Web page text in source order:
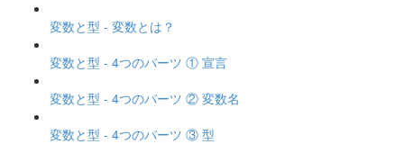
変数と型 - 変数とは？
変数と型 - 4つのパーツ ① 宣言
変数と型 - 4つのパーツ ② 変数名
変数と型 - 4つのパーツ ③ 型